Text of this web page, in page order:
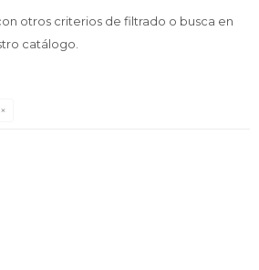
otros criterios de filtrado o busca en
catálogo.